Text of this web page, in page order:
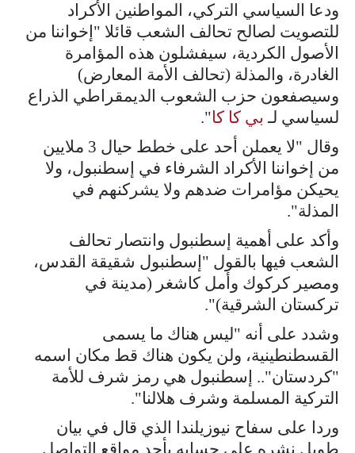
ودعا السياسي التركي، المواطنين الأكراد
للتصويت لصالح تحالف الشعب قائلا "إخواننا من
الأصول الكردية، سيفشلون هذه المؤامرة
الغادرة، والمذلة (تحالف الأمة المعارض)
وسيصفعون حزب الشعوب الديمقراطي الذراع
لسياسي لـ بي كا كا".
وقال "لا يعملن أحد على خطط حيال 3 ملايين
من إخواننا الأكراد الشرفاء في إسطنبول، ولا
يحيكن مؤامرات ضدهم ولا يشركنهم في
المذلة".
وأكد على أهمية إسطنبول وانتصار تحالف
الشعب فيها بالقول "إسطنبول شقيقة القدس،
ومصير كركوك وأمل كاشغر (مدينة في
تركستان الشرقية)".
وشدد على أنه "ليس هناك ما يسمى
القسطنطينية، ولن يكون هناك قط مكان اسمه
"كردستان".. إسطنبول هي رمز شرف للأمة
التركية المسلمة وشرف هلالنا".
وردا على سفاح نيوزيلندا الذي قال في بيان
طويل نشره على حسابه بأحد مواقع التواصل